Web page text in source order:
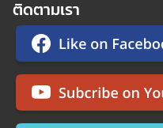
ติดตามเรา